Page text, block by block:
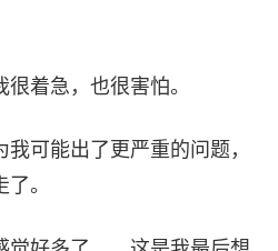
着急，也很害怕。
可能出了更严重的问题，
。